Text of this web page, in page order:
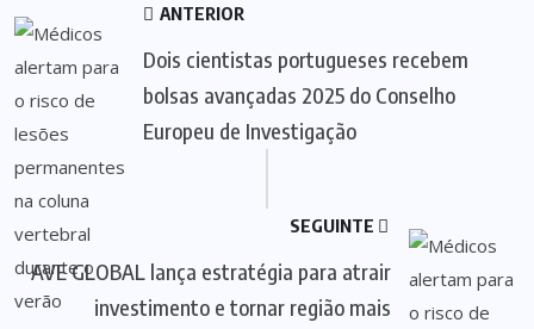
ANTERIOR
Dois cientistas portugueses recebem
bolsas avançadas 2025 do Conselho
Europeu de Investigação
SEGUINTE
AVE GLOBAL lança estratégia para atrair
investimento e tornar região mais